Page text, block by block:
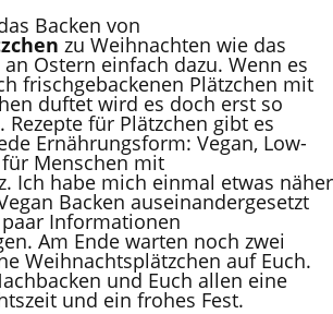
Backen von
zu Weihnachten wie das
an Ostern einfach dazu. Wenn es
frischgebackenen Plätzchen mit
duftet wird es doch erst so
Rezepte für Plätzchen gibt es
Ernährungsform: Vegan, Low-
für Menschen mit
Ich habe mich einmal etwas näher
Backen auseinandergesetzt
paar Informationen
Am Ende warten noch zwei
Weihnachtsplätzchen auf Euch.
und Euch allen eine
und ein frohes Fest.